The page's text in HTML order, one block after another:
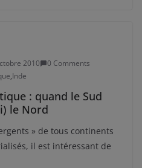
2010
0 Comments
,Inde
: quand le Sud
le Nord
» de tous continents
il est intéressant de